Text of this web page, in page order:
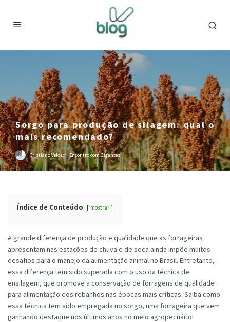
Sorgo para produção de silagem: qual o
mais recomendado?
Cristiano Veloso · Encontro com Gigantes
Índice de Conteúdo mostrar
A grande diferença de produção e qualidade que as forrageiras
apresentam nas estações de chuva e de seca ainda impõe muitos
desafios para o manejo da alimentação animal no Brasil. Entretanto,
essa diferença tem sido superada com o uso da técnica de
ensilagem, que promove a conservação de forragens de qualidade
para alimentação dos rebanhos nas épocas mais críticas. Saiba como
essa técnica tem sido empregada no sorgo, uma forrageira que vem
ganhando destaque nos últimos anos no meio agropecuário!